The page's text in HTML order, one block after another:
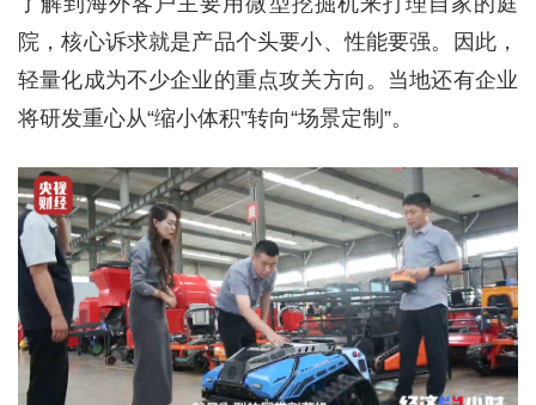
院，核心诉求就是产品个头要小、性能要强。因此，
轻量化成为不少企业的重点攻关方向。当地还有企业
将研发重心从“缩小体积”转向“场景定制”。